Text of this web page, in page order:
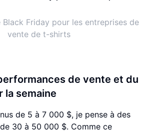
Friday pour les entreprises de
vente de t-shirts
de vente et du
la semaine
de 5 à 7 000 $, je pense à des
30 à 50 000 $. Comme ce